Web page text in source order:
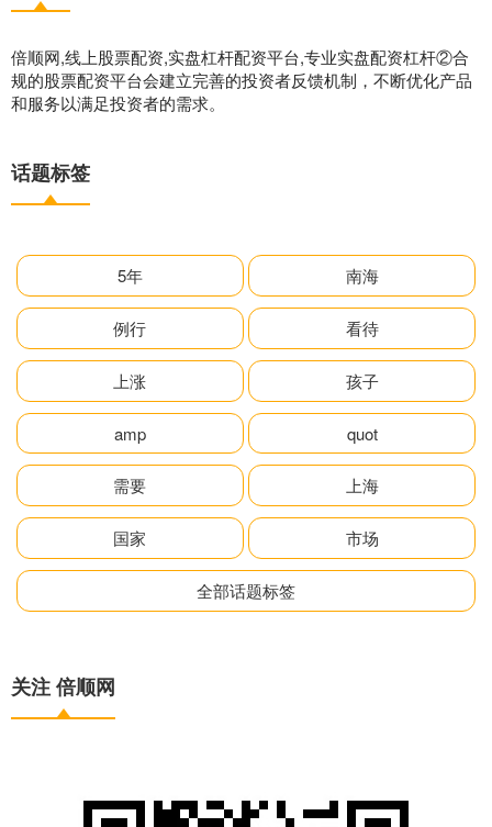
倍顺网,线上股票配资,实盘杠杆配资平台,专业实盘配资杠杆②合
规的股票配资平台会建立完善的投资者反馈机制，不断优化产品
和服务以满足投资者的需求。
话题标签
5年 南海
例行 看待
上涨 孩子
amp quot
需要 上海
国家 市场
全部话题标签
关注 倍顺网